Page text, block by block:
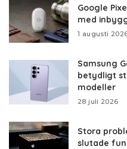
Google
med
1 augusti
Samsung
betydligt
modeller
28 juli 2026
Stora
slutade